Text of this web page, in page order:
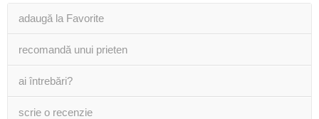
adaugă la Favorite
recomandă unui prieten
ai întrebări?
scrie o recenzie